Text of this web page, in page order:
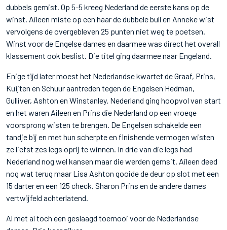
dubbels gemist. Op 5-5 kreeg Nederland de eerste kans op de
winst. Aileen miste op een haar de dubbele bull en Anneke wist
vervolgens de overgebleven 25 punten niet weg te poetsen.
Winst voor de Engelse dames en daarmee was direct het overall
klassement ook beslist. Die titel ging daarmee naar Engeland.
Enige tijd later moest het Nederlandse kwartet de Graaf, Prins,
Kuijten en Schuur aantreden tegen de Engelsen Hedman,
Gulliver, Ashton en Winstanley. Nederland ging hoopvol van start
en het waren Aileen en Prins die Nederland op een vroege
voorsprong wisten te brengen. De Engelsen schakelde een
tandje bij en met hun scherpte en finishende vermogen wisten
ze liefst zes legs oprij te winnen. In drie van die legs had
Nederland nog wel kansen maar die werden gemsit. Aileen deed
nog wat terug maar Lisa Ashton gooide de deur op slot met een
15 darter en een 125 check. Sharon Prins en de andere dames
vertwijfeld achterlatend.
Al met al toch een geslaagd toernooi voor de Nederlandse